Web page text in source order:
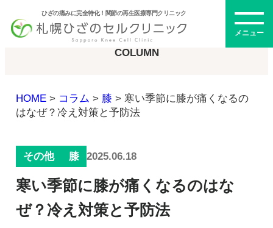
ひざの痛みに完全特化！関節の再生医療専門クリニック
メニュー
初めての方へ
メニュー・料金
ひざの再生医療とは
幹細胞治療
再生医療とは
コラム
COLUMN
HOME> コラム > 膝 > 寒い季節に膝が痛くなるの
はなぜ？冷え対策と予防法
その他 膝 2025.06.18
寒い季節に膝が痛くなるのはな
ぜ？冷え対策と予防法